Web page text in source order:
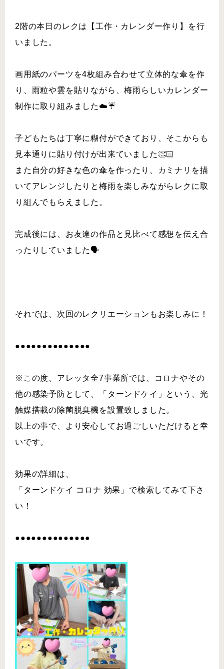
2階の本日のレクは【工作・カレンダー作り】を行
いました。
画用紙のパーツを4枚組み合わせて立体的な傘を作
り、雨粒や雲を貼りながら、梅雨らしいカレンダー
制作に取り組みました☁️☔️
子どもたちは丁寧に糊付ができており、そこからも
見本通りに貼り付けが出来ていました👏🏻
また自分の好きな色の傘を作ったり、カミナリを描
いてアレンジしたりと梅雨を楽しみながらレクに取
り組んでもらえました。
完成後には、お友達の作品と見比べて感想を伝え合
ったりしていました🗣️
それでは、次回のレクリエーションもお楽しみに！
●●●●●●●●●●●●●●
※この度、アレッタ全7事業所では、コロナやその
他の感染予防として、「ターンドケイ」という、光
触媒搭載の除菌脱臭機を設置致しました。
以上の事で、より安心してお過ごしいただけると幸
いです。
効果の詳細は、
「ターンドケイ コロナ 効果」で検索してみて下さ
い！
●●●●●●●●●●●●●●